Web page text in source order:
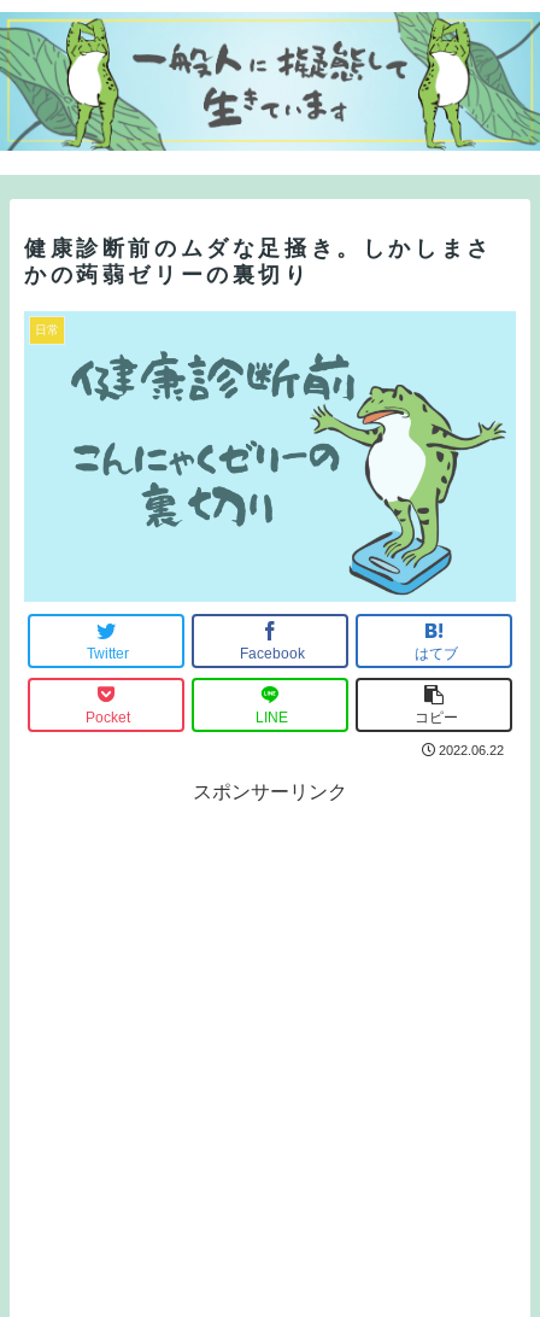
健康診断前のムダな足掻き。しかしまさ
かの蒟蒻ゼリーの裏切り
日常
Twitter Facebook はてブ
Pocket LINE コピー
2022.06.22
スポンサーリンク